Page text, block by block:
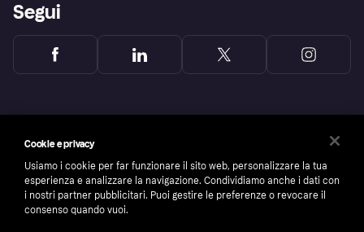
Segui
Cookie e privacy
Usiamo i cookie per far funzionare il sito web, personalizzare la tua
esperienza e analizzare la navigazione. Condividiamo anche i dati con
i nostri partner pubblicitari. Puoi gestire le preferenze o revocare il
consenso quando vuoi.